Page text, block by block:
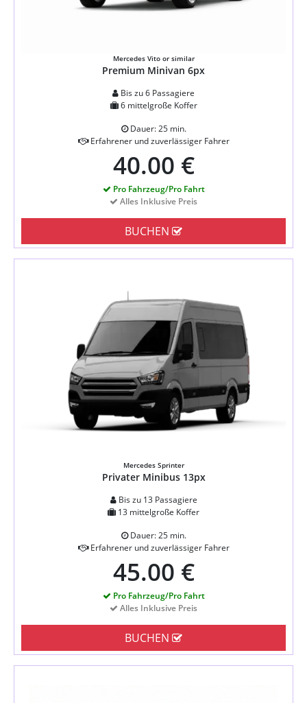
Mercedes Vito or similar
Premium Minivan 6px
Bis zu 6 Passagiere
6 mittelgroße Koffer
Dauer: 25 min.
Erfahrener und zuverlässiger Fahrer
40.00 €
Pro Fahrzeug/Pro Fahrt
Alles Inklusive Preis
BUCHEN
Mercedes Sprinter
Privater Minibus 13px
Bis zu 13 Passagiere
13 mittelgroße Koffer
Dauer: 25 min.
Erfahrener und zuverlässiger Fahrer
45.00 €
Pro Fahrzeug/Pro Fahrt
Alles Inklusive Preis
BUCHEN